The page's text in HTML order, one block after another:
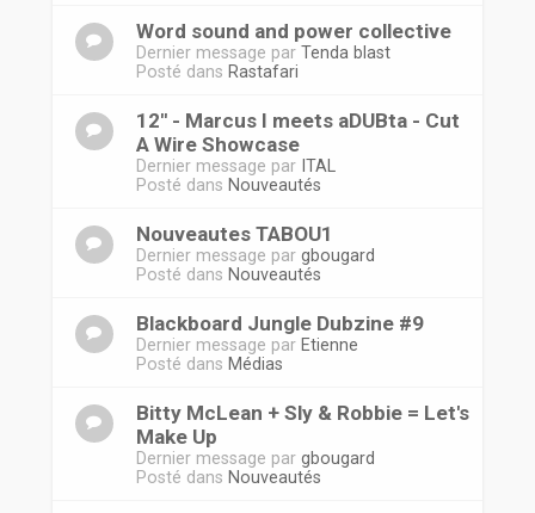
Word sound and power collective
Dernier message par Tenda blast
Posté dans Rastafari
12'' - Marcus I meets aDUBta - Cut
A Wire Showcase
Dernier message par ITAL
Posté dans Nouveautés
Nouveautes TABOU1
Dernier message par gbougard
Posté dans Nouveautés
Blackboard Jungle Dubzine #9
Dernier message par Etienne
Posté dans Médias
Bitty McLean + Sly & Robbie = Let's
Make Up
Dernier message par gbougard
Posté dans Nouveautés